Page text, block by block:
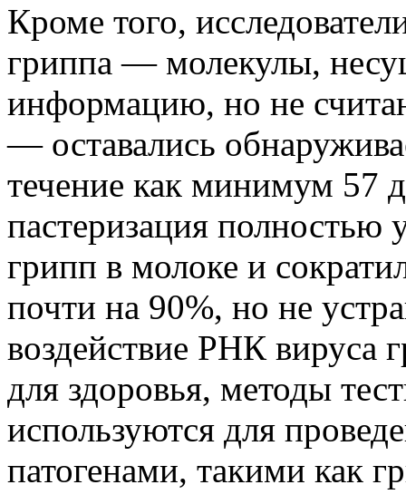
Кроме того,
гриппа — молекулы,
информацию, но не
— оставались
течение как минимум 57
пастеризация
грипп в молоке и
почти на 90%, но не
воздействие РНК вируса
для здоровья, методы
используются для
патогенами, такими как